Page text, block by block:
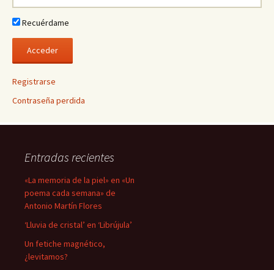
Recuérdame
Registrarse
Contraseña perdida
Entradas recientes
«La memoria de la piel» en «Un
poema cada semana» de
Antonio Martín Flores
‘Lluvia de cristal’ en ‘Librújula’
Un fetiche magnético,
¿levitamos?